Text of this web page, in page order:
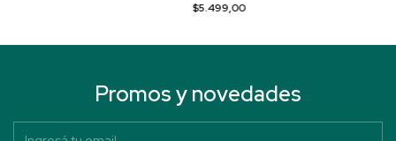
$5.499,00
Promos y novedades